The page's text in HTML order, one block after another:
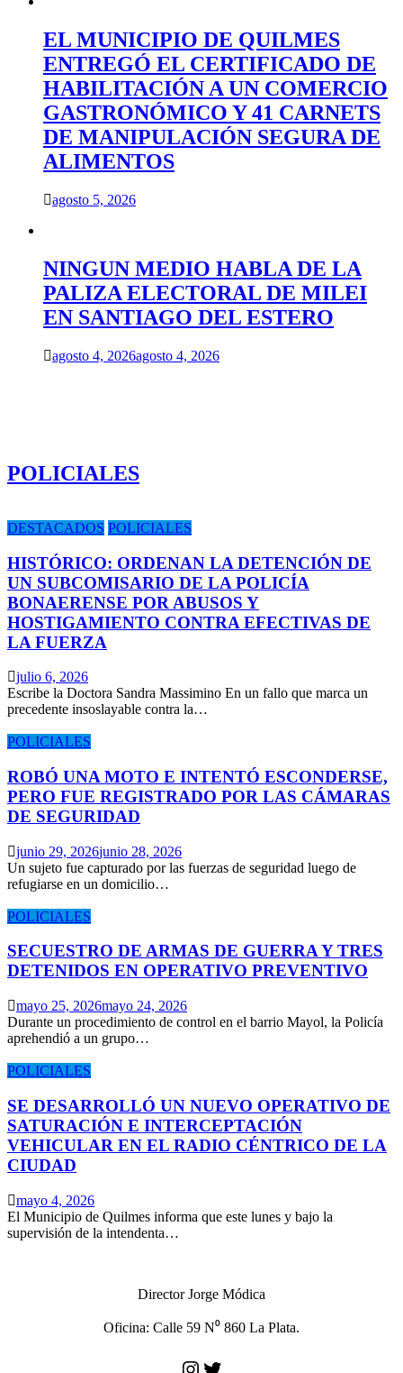
EL MUNICIPIO DE QUILMES
ENTREGÓ EL CERTIFICADO DE
HABILITACIÓN A UN COMERCIO
GASTRONÓMICO Y 41 CARNETS
DE MANIPULACIÓN SEGURA DE
ALIMENTOS
agosto 5, 2026
NINGUN MEDIO HABLA DE LA
PALIZA ELECTORAL DE MILEI
EN SANTIAGO DEL ESTERO
agosto 4, 2026agosto 4, 2026
POLICIALES
DESTACADOS POLICIALES
HISTÓRICO: ORDENAN LA DETENCIÓN DE
UN SUBCOMISARIO DE LA POLICÍA
BONAERENSE POR ABUSOS Y
HOSTIGAMIENTO CONTRA EFECTIVAS DE
LA FUERZA
julio 6, 2026
Escribe la Doctora Sandra Massimino En un fallo que marca un
precedente insoslayable contra la…
POLICIALES
ROBÓ UNA MOTO E INTENTÓ ESCONDERSE,
PERO FUE REGISTRADO POR LAS CÁMARAS
DE SEGURIDAD
junio 29, 2026junio 28, 2026
Un sujeto fue capturado por las fuerzas de seguridad luego de
refugiarse en un domicilio…
POLICIALES
SECUESTRO DE ARMAS DE GUERRA Y TRES
DETENIDOS EN OPERATIVO PREVENTIVO
mayo 25, 2026mayo 24, 2026
Durante un procedimiento de control en el barrio Mayol, la Policía
aprehendió a un grupo…
POLICIALES
SE DESARROLLÓ UN NUEVO OPERATIVO DE
SATURACIÓN E INTERCEPTACIÓN
VEHICULAR EN EL RADIO CÉNTRICO DE LA
CIUDAD
mayo 4, 2026
El Municipio de Quilmes informa que este lunes y bajo la
supervisión de la intendenta…
Director Jorge Módica
Oficina: Calle 59 N⁰ 860 La Plata.
Instagram
Twitter